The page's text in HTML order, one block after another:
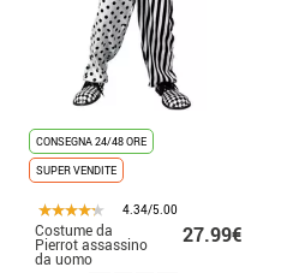
CONSEGNA 24/48 ORE
SUPER VENDITE
4.34/5.00
Costume da
Pierrot assassino
da uomo
27.99€